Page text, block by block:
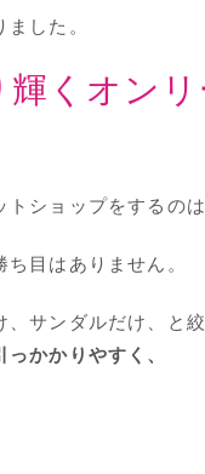
した。
くオン
ショップをするのは
目はありません。
サンダルだけ、と絞
っかかりやすく、